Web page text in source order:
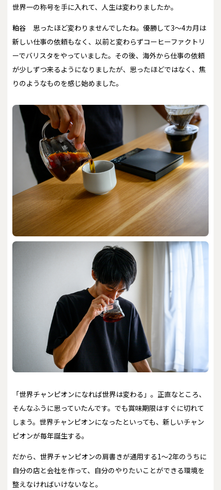
――世界一の称号を手に入れて、人生は変わりましたか。
粕谷
思ったほど変わりませんでしたね。優勝して3～4カ月は
新しい仕事の依頼もなく、以前と変わらずコーヒーファクトリ
ーでバリスタをやっていました。その後、海外から仕事の依頼
が少しずつ来るようになりましたが、思ったほどではなく、焦
りのようなものを感じ始めました。
「世界チャンピオンになれば世界は変わる」。正直なところ、
そんなふうに思っていたんです。でも賞味期限はすぐに切れて
しまう。世界チャンピオンになったといっても、新しいチャン
ピオンが毎年誕生する。
だから、世界チャンピオンの肩書きが通用する1～2年のうちに
自分の店と会社を作って、自分のやりたいことができる環境を
整えなければいけないなと。